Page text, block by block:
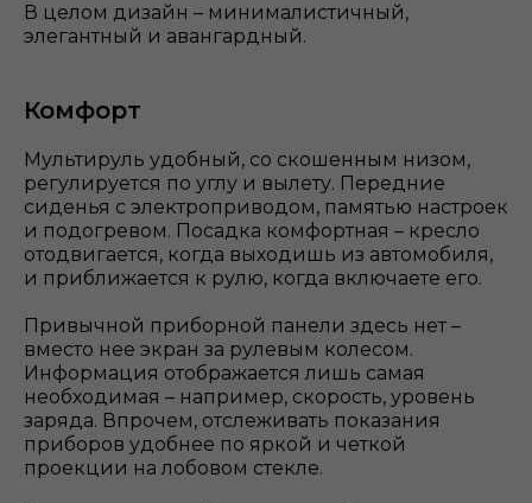
В целом дизайн – минималистичный,
элегантный и авангардный.
Комфорт
Мультируль удобный, со скошенным низом,
регулируется по углу и вылету. Передние
сиденья с электроприводом, памятью настроек
и подогревом. Посадка комфортная – кресло
отодвигается, когда выходишь из автомобиля,
и приближается к рулю, когда включаете его.
Привычной приборной панели здесь нет –
вместо нее экран за рулевым колесом.
Информация отображается лишь самая
необходимая – например, скорость, уровень
заряда. Впрочем, отслеживать показания
приборов удобнее по яркой и четкой
проекции на лобовом стекле.